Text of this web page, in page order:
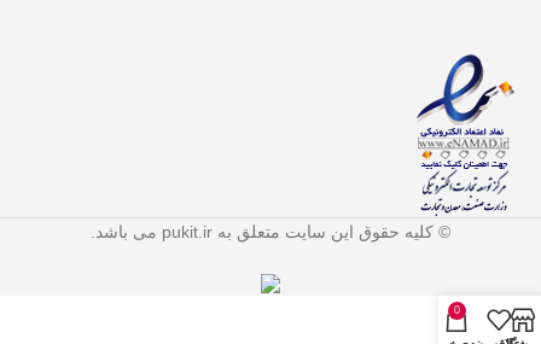
© کلیه حقوق این سایت متعلق به pukit.ir می باشد.
0